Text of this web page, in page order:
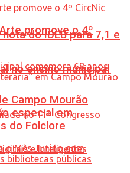
do IDEB para 7,1 e
no ensino municipal
promove o 4º
Campo Mourão
especial em
do Folclore